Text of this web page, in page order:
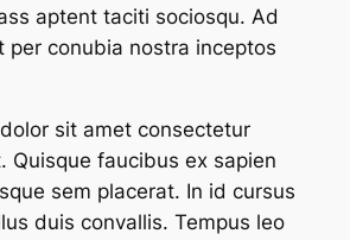
aptent taciti sociosqu. Ad
per conubia nostra inceptos
sit amet consectetur
Quisque faucibus ex sapien
sem placerat. In id cursus
duis convallis. Tempus leo